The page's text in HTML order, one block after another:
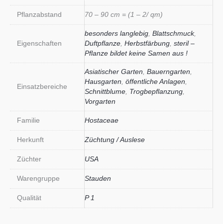
Pflanzabstand 70 – 90 cm = (1 – 2/ qm)
Eigenschaften
besonders langlebig Blattschmuck,
Duftpflanze Herbstfärbung steril –
Pflanze bildet keine Samen aus !
Einsatzbereiche
Asiatischer Garten Bauerngarten
Hausgarten öffentliche Anlagen
Schnittblume Trogbepflanzung
Vorgarten
Familie Hostaceae
Herkunft Züchtung / Auslese
Züchter USA
Warengruppe Stauden
Qualität P 1